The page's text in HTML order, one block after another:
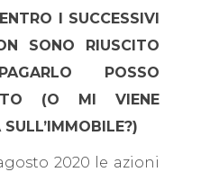
I SUCCESSIVI
SONO RIUSCITO
POSSO
(O MI VIENE
2020 le azioni